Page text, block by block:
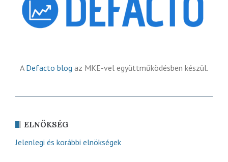
A Defacto blog az MKE-vel együttműködésben készül.
ELNÖKSÉG
Jelenlegi és korábbi elnökségek